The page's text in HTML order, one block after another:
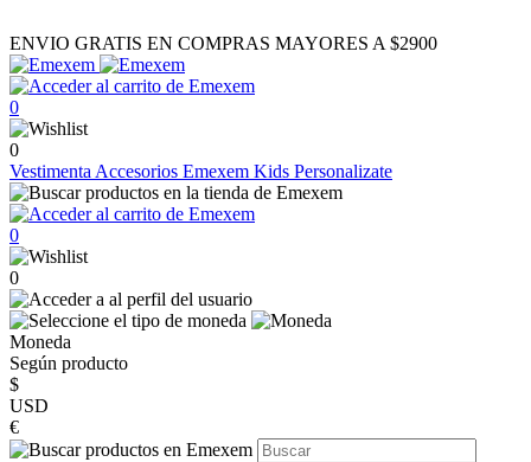
ENVIO GRATIS EN COMPRAS MAYORES A $2900
0
0
Vestimenta Accesorios Emexem Kids Personalizate
0
0
Moneda
Según producto
$
USD
€